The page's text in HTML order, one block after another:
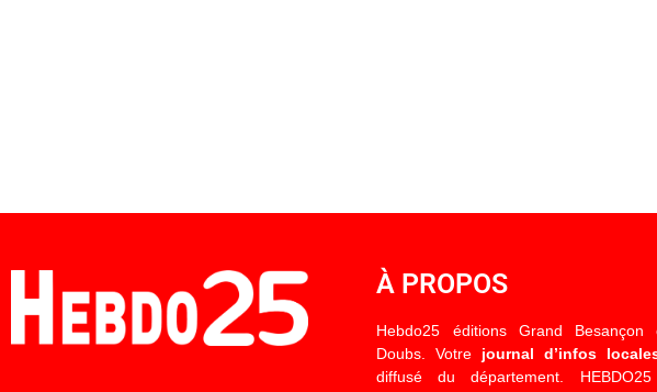
À PROPOS
Hebdo25 éditions Grand Besançon
Doubs. Votre journal d’infos
diffusé du département.